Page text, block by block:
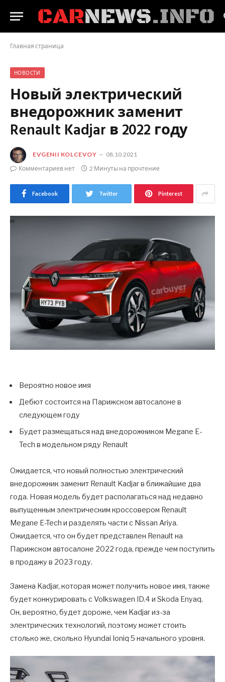
Главная страница
НОВОСТИ
Новый электрический
внедорожник заменит
Renault Kadjar в 2022 году
EVGENII KOLCEVOY
08.10.2021
Комментариев нет
2 Минуты на прочтение
Facebook Twitter Pinterest
Вероятно новое имя
Дебют состоится на Парижском автосалоне в
следующем году
Будет размещаться над внедорожником Megane E-
Tech в модельном ряду Renault
Ожидается, что новый полностью электрический
внедорожник заменит Renault Kadjar в ближайшие два
года. Новая модель будет располагаться над недавно
выпущенным электрическим кроссовером Renault
Megane E-Tech и разделять части с Nissan Ariya.
Ожидается, что он будет представлен Renault на
Парижском автосалоне 2022 года, прежде чем поступить
в продажу в 2023 году.
Замена Kadjar, которая может получить новое имя, также
будет конкурировать с Volkswagen ID.4 и Skoda Enyaq.
Он, вероятно, будет дороже, чем Kadjar из-за
электрических технологий, поэтому может стоить
столько же, сколько Hyundai Ioniq 5 начального уровня.